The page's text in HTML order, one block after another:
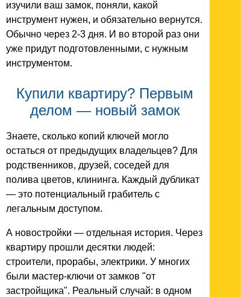
изучили ваш замок, поняли, какой
инструмент нужен, и обязательно вернутся.
Обычно через 2-3 дня. И во второй раз они
уже придут подготовленными, с нужным
инструментом.
Купили квартиру? Первым
делом — новый замок
Знаете, сколько копий ключей могло
остаться от предыдущих владельцев? Для
родственников, друзей, соседей для
полива цветов, клининга. Каждый дубликат
— это потенциальный грабитель с
легальным доступом.
А новостройки — отдельная история. Через
квартиру прошли десятки людей:
строители, прорабы, электрики. У многих
были мастер-ключи от замков "от
застройщика". Реальный случай: в одном